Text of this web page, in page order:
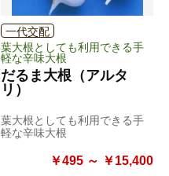
一代交配
葉大根としても利用できる手
軽な辛味大根
だるま大根（アルタ
リ）
葉大根としても利用できる手
軽な辛味大根
￥495 ～ ￥15,400